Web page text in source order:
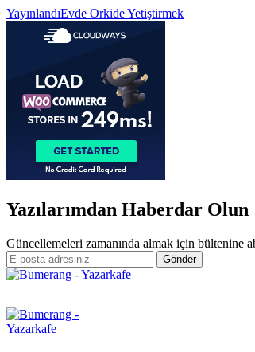
Yazı
gezinmesi
YayınlandıEvde Orkide Yetiştirmek
Yazılarımdan Haberdar Olun
Güncellemeleri zamanında almak için bültenine